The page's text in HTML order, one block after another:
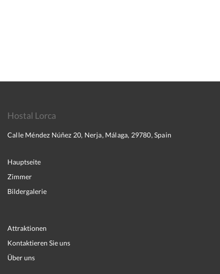
Hostal Lorca
Calle Méndez Núñez 20, Nerja, Málaga, 29780, Spain
Hauptseite
Zimmer
Bildergalerie
Attraktionen
Kontaktieren Sie uns
Über uns